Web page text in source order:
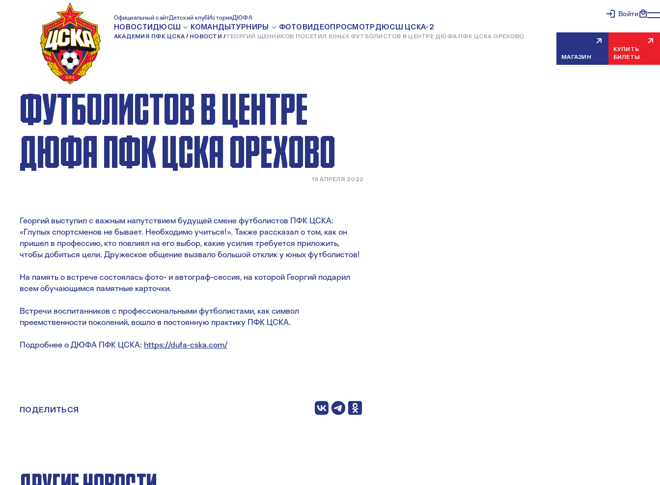
Официальный сайтДетский клубИсторияДЮФА
НОВОСТИДЮСШ КОМАНДЫТУРНИРЫ ФОТОВИДЕОПРОСМОТРДЮСШ ЦСКА-2
АКАДЕМИЯ ПФК ЦСКА НОВОСТИ ГЕОРГИЙ ЩЕННИКОВ ПОСЕТИЛ ЮНЫХ ФУТБОЛИСТОВ В ЦЕНТРЕ ДЮФА ПФК ЦСКА ОРЕХОВО
Войти
МАГАЗИН
КУПИТЬ
БИЛЕТЫ
ГЕОРГИЙ ЩЕННИКОВ
ПОСЕТИЛ ЮНЫХ
ФУТБОЛИСТОВ В ЦЕНТРЕ
ДЮФА ПФК ЦСКА ОРЕХОВО
19 АПРЕЛЯ 2022
Георгий выступил с важным напутствием будущей смене футболистов ПФК ЦСКА:
«Глупых спортсменов не бывает. Необходимо учиться!». Также рассказал о том, как он
пришел в профессию, кто повлиял на его выбор, какие усилия требуется приложить,
чтобы добиться цели. Дружеское общение вызвало большой отклик у юных футболистов!
На память о встрече состоялась фото- и автограф-сессия, на которой Георгий подарил
всем обучающимся памятные карточки.
Встречи воспитанников с профессиональными футболистами, как символ
преемственности поколений, вошло в постоянную практику ПФК ЦСКА.
Подробнее о ДЮФА ПФК ЦСКА: https://dufa-cska.com/
ПОДЕЛИТЬСЯ